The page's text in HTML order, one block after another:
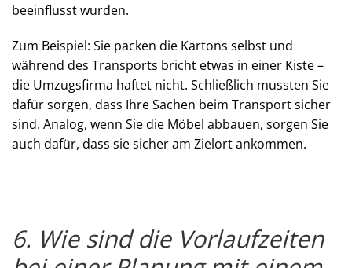
beeinflusst wurden.
Zum Beispiel: Sie packen die Kartons selbst und
während des Transports bricht etwas in einer Kiste –
die Umzugsfirma haftet nicht. Schließlich mussten Sie
dafür sorgen, dass Ihre Sachen beim Transport sicher
sind. Analog, wenn Sie die Möbel abbauen, sorgen Sie
auch dafür, dass sie sicher am Zielort ankommen.
6. Wie sind die Vorlaufzeiten